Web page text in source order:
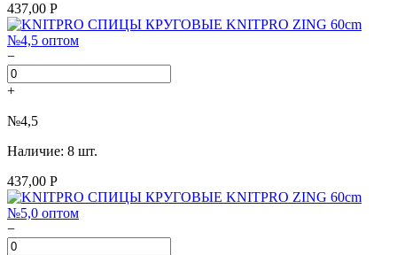
437,00 Р
−
+
№4,5
Наличие: 8 шт.
437,00 Р
−